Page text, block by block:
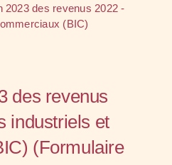
2023 des revenus 2022 -
(BIC)
des revenus
industriels et
(Formulaire